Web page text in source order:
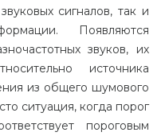
сигналов, так и
Появляются
звуков, их
источника
из общего шумового
ситуация, когда порог
пороговым